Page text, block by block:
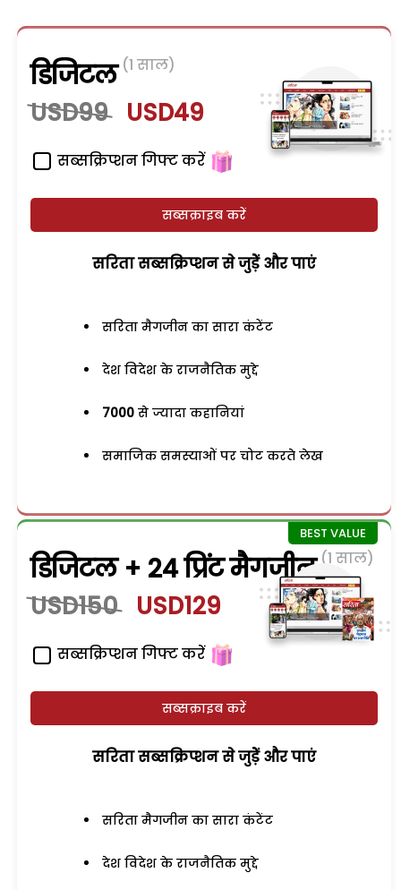
डिजिटल (1 साल)
USD99 USD49
सब्सक्रिप्शन गिफ्ट करें
सब्सक्राइब करें
सरिता सब्सक्रिप्शन से जुड़ेें और पाएं
सरिता मैगजीन का सारा कंटेंट
देश विदेश के राजनैतिक मुद्दे
7000 से ज्यादा कहानियां
समाजिक समस्याओं पर चोट करते लेख
डिजिटल + 24 प्रिंट मैगजीन (1 साल)
USD150 USD129
सब्सक्रिप्शन गिफ्ट करें
सब्सक्राइब करें
सरिता सब्सक्रिप्शन से जुड़ेें और पाएं
सरिता मैगजीन का सारा कंटेंट
देश विदेश के राजनैतिक मुद्दे